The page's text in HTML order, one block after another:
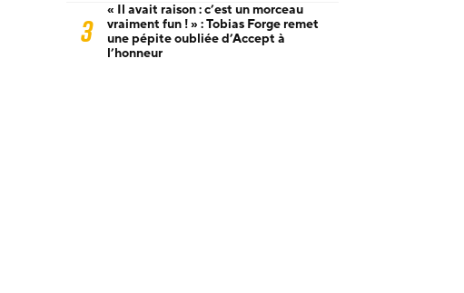
3
« Il avait raison : c’est un morceau
vraiment fun ! » : Tobias Forge remet
une pépite oubliée d’Accept à
l’honneur